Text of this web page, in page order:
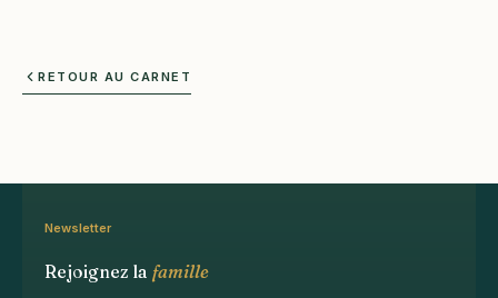
RETOUR AU CARNET
Newsletter
Rejoignez la famille